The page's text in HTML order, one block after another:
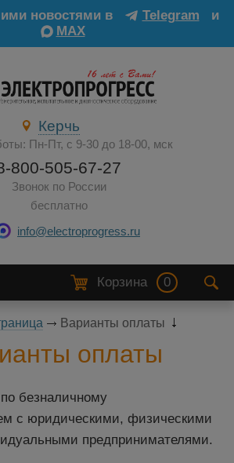
новостями в Telegram
и
MAX
Керчь
Пн-Пт, с 9-30 до 18-00, мск
800-505-67-27
Звонок по России
бесплатно
info@electroprogress.ru
Корзина 0
Варианты оплаты
оплаты
безналичному
с юридическими, физическими
предпринимателями.